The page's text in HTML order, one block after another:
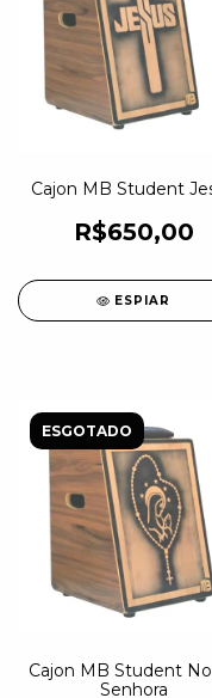
Cajon MB Student
R$650,00
ESPIAR
ESGOTADO
Cajon MB Student
Senhora